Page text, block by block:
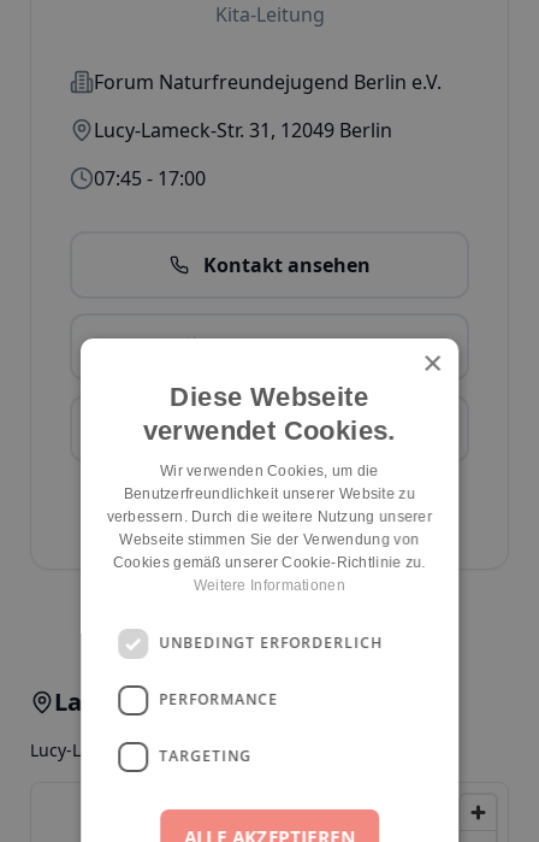
Kita-Leitung
Forum Naturfreundejugend Berlin e.V.
Lucy-Lameck-Str. 31, 12049 Berlin
07:45 - 17:00
Kontakt ansehen
Platz anfragen
Zur Webseite
Kita-Daten bearbeiten
ID:1304
Lage & Anfahrt
Lucy-Lameck-Str. 31, 12049, Berlin, Neukölln
×
Diese Webseite
verwendet Cookies.
Wir verwenden Cookies, um die
Benutzerfreundlichkeit unserer Website zu
verbessern. Durch die weitere Nutzung unserer
Webseite stimmen Sie der Verwendung von
Cookies gemäß unserer Cookie-Richtlinie zu.
Weitere Informationen
UNBEDINGT ERFORDERLICH
PERFORMANCE
TARGETING
ALLE AKZEPTIEREN